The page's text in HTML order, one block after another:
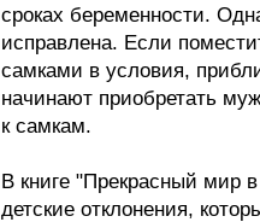
сроках беременности.
исправлена. Если
самками в условия,
начинают приобретать
к самкам.
В книге "Прекрасный мир
детские отклонения,